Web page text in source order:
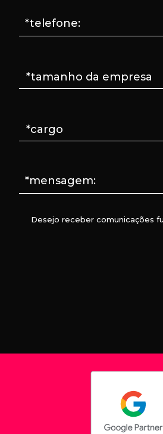
*telefone:
*mensagem:
Desejo receber comunicações